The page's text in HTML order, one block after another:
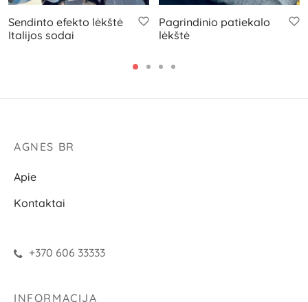
Sendinto efekto lėkštė
Italijos sodai
Pagrindinio patiekalo
lėkštė
AGNES BR
Apie
Kontaktai
+370 606 33333
INFORMACIJA